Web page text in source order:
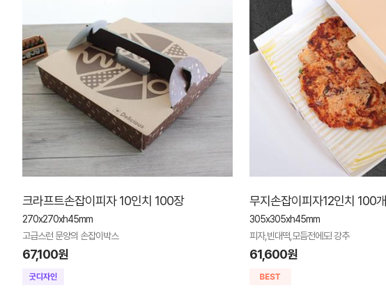
크라프트손잡이피자 10인치 100장
270x270xh45mm
고급스런 문양의 손잡이박스
67,100원
무지손잡이피자12인치 100개
305x305xh45mm
피자,빈대떡,모듬전에도! 강추
61,600원